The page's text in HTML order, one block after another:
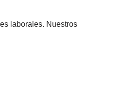
laborales. Nuestros